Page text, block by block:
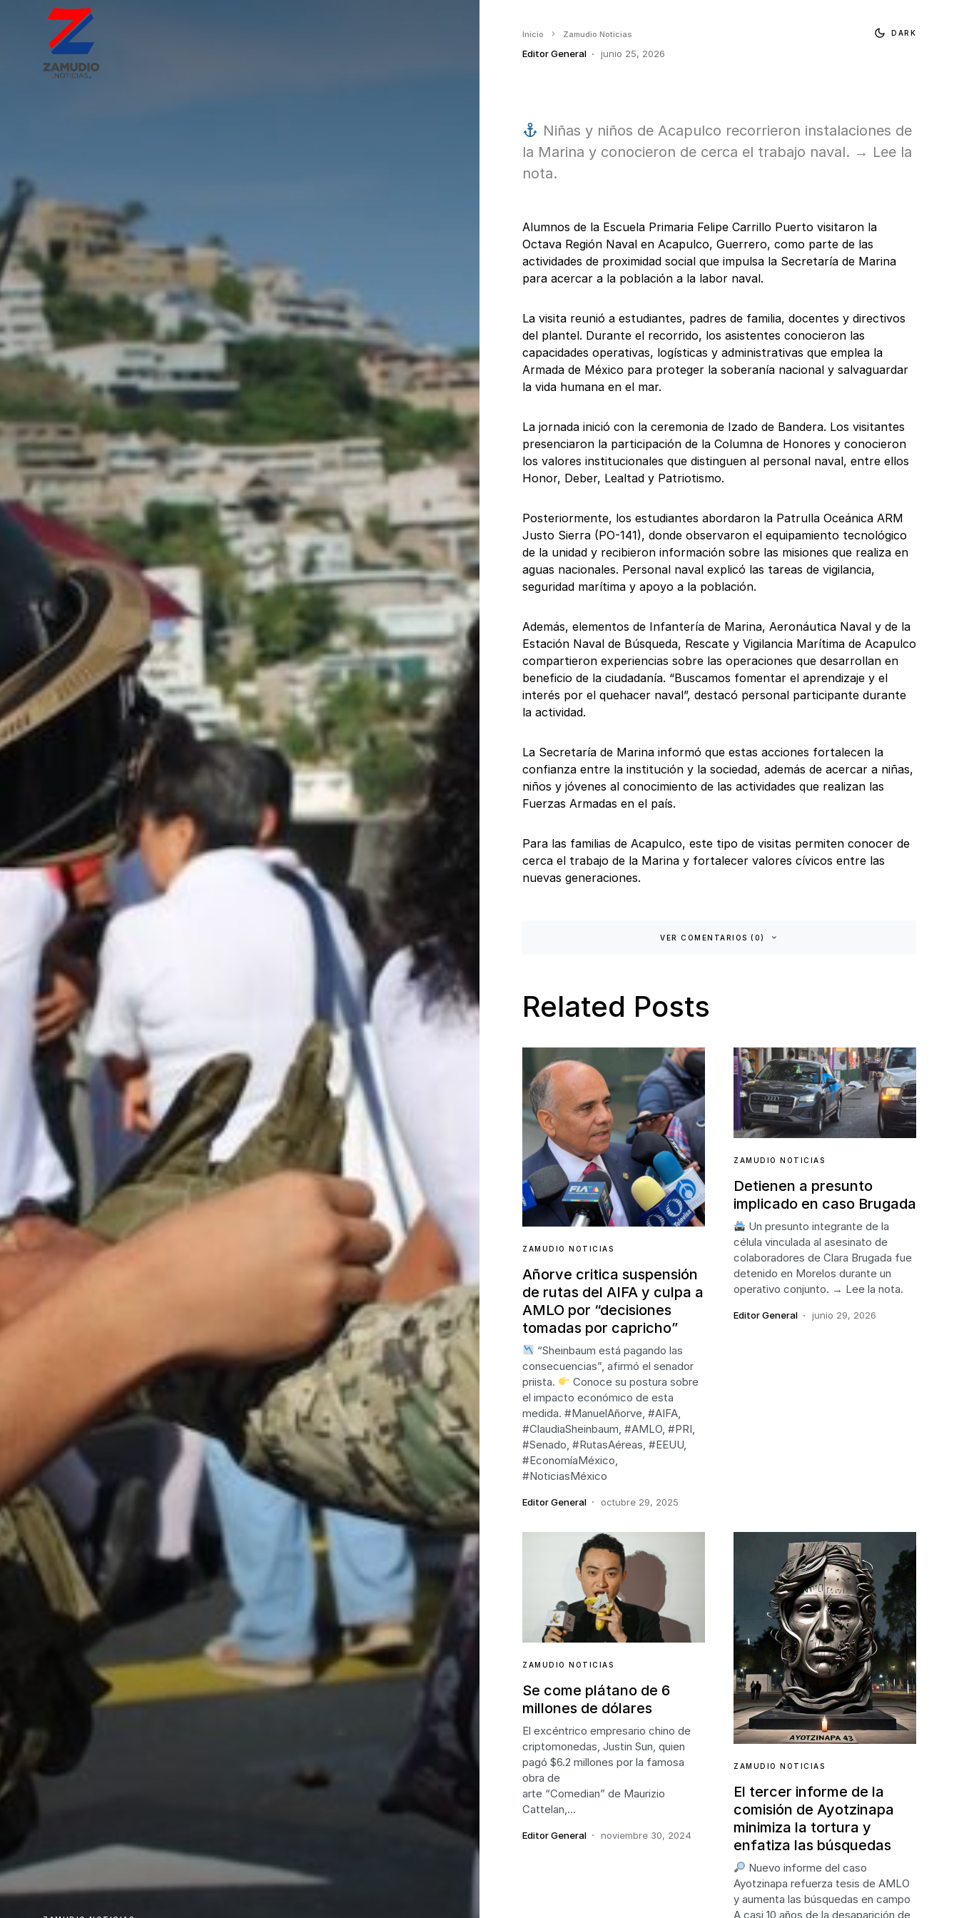
Inicio Zamudio Noticias
Editor General junio 25, 2026
DARK
Niñas y niños de Acapulco recorrieron instalaciones de
la Marina y conocieron de cerca el trabajo naval. → Lee la
nota.
Alumnos de la Escuela Primaria Felipe Carrillo Puerto visitaron la
Octava Región Naval en Acapulco, Guerrero, como parte de las
actividades de proximidad social que impulsa la Secretaría de Marina
para acercar a la población a la labor naval.
La visita reunió a estudiantes, padres de familia, docentes y directivos
del plantel. Durante el recorrido, los asistentes conocieron las
capacidades operativas, logísticas y administrativas que emplea la
Armada de México para proteger la soberanía nacional y salvaguardar
la vida humana en el mar.
La jornada inició con la ceremonia de Izado de Bandera. Los visitantes
presenciaron la participación de la Columna de Honores y conocieron
los valores institucionales que distinguen al personal naval, entre ellos
Honor, Deber, Lealtad y Patriotismo.
Posteriormente, los estudiantes abordaron la Patrulla Oceánica ARM
Justo Sierra (PO-141), donde observaron el equipamiento tecnológico
de la unidad y recibieron información sobre las misiones que realiza en
aguas nacionales. Personal naval explicó las tareas de vigilancia,
seguridad marítima y apoyo a la población.
Además, elementos de Infantería de Marina, Aeronáutica Naval y de la
Estación Naval de Búsqueda, Rescate y Vigilancia Marítima de Acapulco
compartieron experiencias sobre las operaciones que desarrollan en
beneficio de la ciudadanía. “Buscamos fomentar el aprendizaje y el
interés por el quehacer naval”, destacó personal participante durante
la actividad.
La Secretaría de Marina informó que estas acciones fortalecen la
confianza entre la institución y la sociedad, además de acercar a niñas,
niños y jóvenes al conocimiento de las actividades que realizan las
Fuerzas Armadas en el país.
Para las familias de Acapulco, este tipo de visitas permiten conocer de
cerca el trabajo de la Marina y fortalecer valores cívicos entre las
nuevas generaciones.
VER COMENTARIOS (0)
Related Posts
ZAMUDIO NOTICIAS
Añorve critica suspensión
de rutas del AIFA y culpa a
AMLO por “decisiones
tomadas por capricho”
“Sheinbaum está pagando las
consecuencias”, afirmó el senador
priista.
Conoce su postura sobre
el impacto económico de esta
medida. #ManuelAñorve, #AIFA,
#ClaudiaSheinbaum, #AMLO, #PRI,
#Senado, #RutasAéreas, #EEUU,
#EconomíaMéxico,
#NoticiasMéxico
Editor General octubre 29, 2025
ZAMUDIO NOTICIAS
Detienen a presunto
implicado en caso Brugada
Un presunto integrante de la
célula vinculada al asesinato de
colaboradores de Clara Brugada fue
detenido en Morelos durante un
operativo conjunto. → Lee la nota.
Editor General junio 29, 2026
ZAMUDIO NOTICIAS
Se come plátano de 6
millones de dólares
El excéntrico empresario chino de
criptomonedas, Justin Sun, quien
pagó $6.2 millones por la famosa
obra de
arte “Comedian” de Maurizio
Cattelan,…
Editor General noviembre 30, 2024
ZAMUDIO NOTICIAS
El tercer informe de la
comisión de Ayotzinapa
minimiza la tortura y
enfatiza las búsquedas
Nuevo informe del caso
Ayotzinapa refuerza tesis de AMLO
y aumenta las búsquedas en campo
A casi 10 años de la desaparición de